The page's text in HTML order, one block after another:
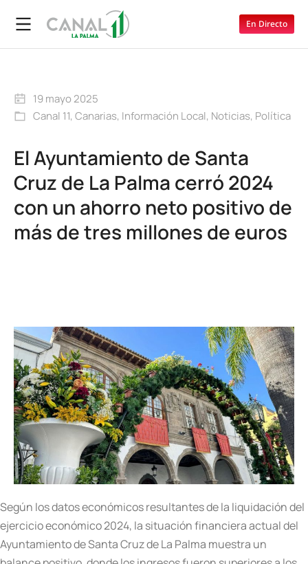
En Directo
19 mayo 2025
Canal 11, Canarias, Información Local, Noticias, Política
El Ayuntamiento de Santa
Cruz de La Palma cerró 2024
con un ahorro neto positivo de
más de tres millones de euros
Según los datos económicos resultantes de la liquidación del
ejercicio económico 2024, la situación financiera actual del
Ayuntamiento de Santa Cruz de La Palma muestra un